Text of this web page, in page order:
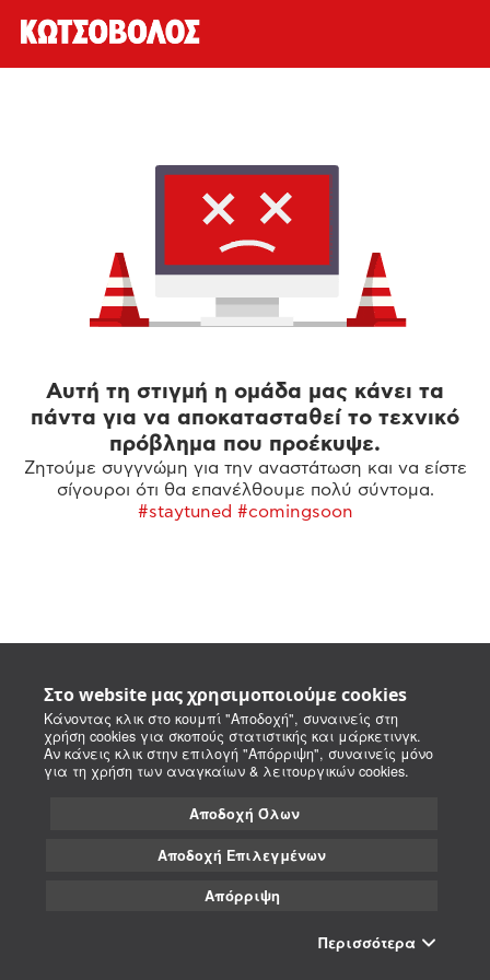
Στο website μας χρησιμοποιούμε cookies
Κάνοντας κλικ στο κουμπί "Αποδοχή", συναινείς στη
χρήση cookies για σκοπούς στατιστικής και μάρκετινγκ.
Αν κάνεις κλικ στην επιλογή "Απόρριψη", συναινείς μόνο
για τη χρήση των αναγκαίων & λειτουργικών cookies.
Αποδοχή Όλων
Αποδοχή Επιλεγμένων
Απόρριψη
Περισσότερα
Αυτή τη στιγμή η ομάδα μας κάνει τα
πάντα για να αποκατασταθεί το τεχνικό
πρόβλημα που προέκυψε.
Ζητούμε συγγνώμη για την αναστάτωση και να είστε
σίγουροι ότι θα επανέλθουμε πολύ σύντομα.
#staytuned #comingsoon